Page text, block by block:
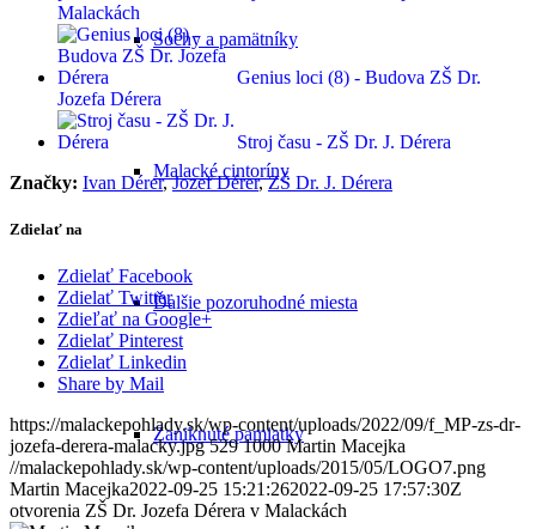
Sochy a pamätníky
Malacké cintoríny
Ďalšie pozoruhodné miesta
Zaniknuté pamiatky
Malackách
Genius loci (8) - Budova ZŠ Dr.
Jozefa Dérera
Stroj času - ZŠ Dr. J. Dérera
Značky: Ivan Dérer,Jozef Dérer,ZŠ Dr. J. Dérera
Zdielať na
Zdielať Facebook
Zdielať Twitter
Zdieľať na Google+
Zdielať Pinterest
Zdielať Linkedin
Share by Mail
https://malackepohlady.sk/wp-content/uploads/2022/09/f_MP-zs-dr-
jozefa-derera-malacky.jpg 529 1000 Martin Macejka
//malackepohlady.sk/wp-content/uploads/2015/05/LOGO7.png
Martin Macejka2022-09-25 15:21:262022-09-25 17:57:30Z
otvorenia ZŠ Dr. Jozefa Dérera v Malackách